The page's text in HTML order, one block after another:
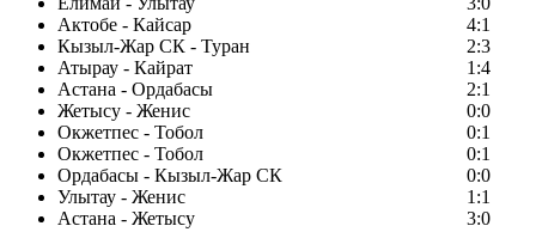
Актобе - Кайсар
4:1
Кызыл-Жар СК - Туран
2:3
Атырау - Кайрат
1:4
Астана - Ордабасы
2:1
Жетысу - Женис
0:0
Окжетпес - Тобол
0:1
Окжетпес - Тобол
0:1
Ордабасы - Кызыл-Жар СК
0:0
Улытау - Женис
1:1
Астана - Жетысу
3:0